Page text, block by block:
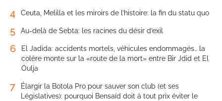
4 Ceuta, Melilla et les miroirs de l’histoire: la fin du statu quo
5 Au-delà de Sebta: les racines du désir d’exil
6
El Jadida: accidents mortels, véhicules endommagés… la
colère monte sur la «route de la mort» entre Bir Jdid et El
Oulja
7
Élargir la Botola Pro pour sauver son club (et ses
Législatives): pourquoi Bensaïd doit à tout prix éviter le